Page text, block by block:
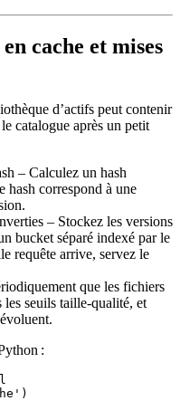
cache et mises
d’actifs peut contenir
catalogue après un petit
– Calculez un hash
hash correspond à une
– Stockez les versions
bucket séparé indexé par le
requête arrive, servez le
que les fichiers
seuils taille‑qualité, et
: